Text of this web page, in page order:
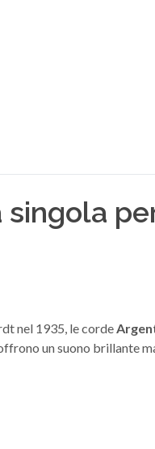
singola
nel 1935, le corde
un suono brillante